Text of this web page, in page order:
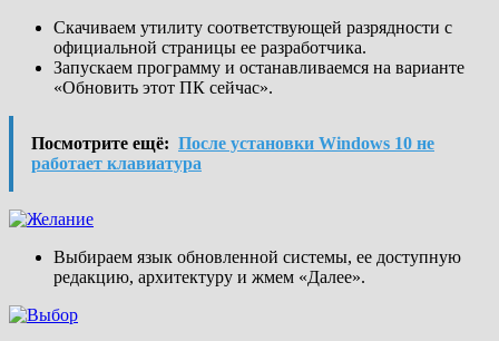
Скачиваем утилиту соответствующей разрядности с
официальной страницы ее разработчика.
Запускаем программу и останавливаемся на варианте
«Обновить этот ПК сейчас».
Посмотрите ещё: После установки Windows 10 не
работает клавиатура
Выбираем язык обновленной системы, ее доступную
редакцию, архитектуру и жмем «Далее».